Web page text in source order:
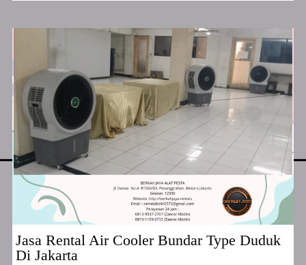
Jasa Rental Air Cooler Bundar Type Duduk
Di Jakarta